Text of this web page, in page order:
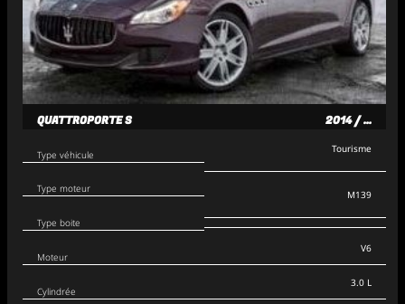
QUATTROPORTE S 2014 / ...
Type véhicule
Type moteur
Type boite
Tourisme
M139
Moteur
Cylindrée
V6
3.0 L